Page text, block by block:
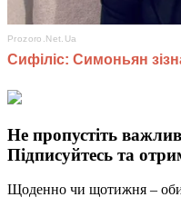
Не пропустіть
Підписуйтесь та
Щоденно чи щотижня –